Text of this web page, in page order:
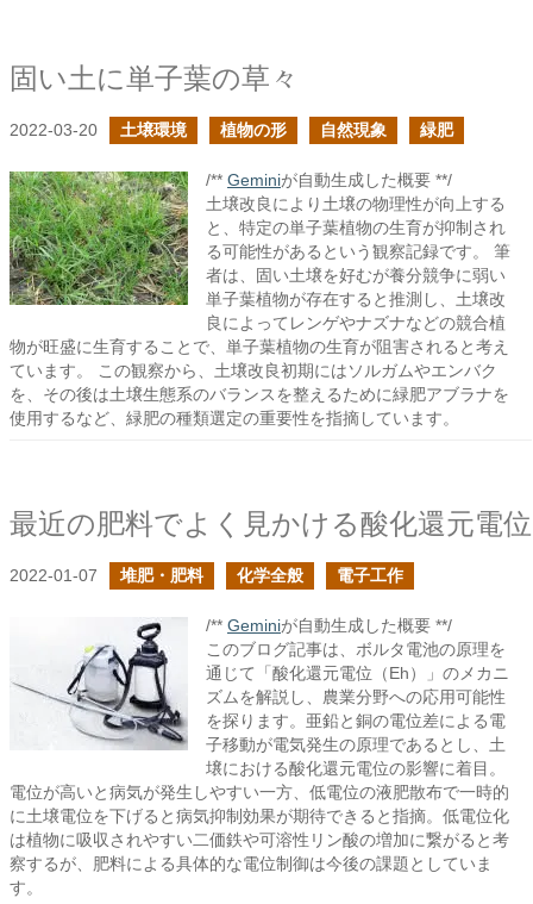
固い土に単子葉の草々
2022-03-20 土壌環境 植物の形 自然現象 緑肥
/** Geminiが自動生成した概要 **/
土壌改良により土壌の物理性が向上する
と、特定の単子葉植物の生育が抑制され
る可能性があるという観察記録です。 筆
者は、固い土壌を好むが養分競争に弱い
単子葉植物が存在すると推測し、土壌改
良によってレンゲやナズナなどの競合植
物が旺盛に生育することで、単子葉植物の生育が阻害されると考え
ています。 この観察から、土壌改良初期にはソルガムやエンバク
を、その後は土壌生態系のバランスを整えるために緑肥アブラナを
使用するなど、緑肥の種類選定の重要性を指摘しています。
最近の肥料でよく見かける酸化還元電位
2022-01-07 堆肥・肥料 化学全般 電子工作
/** Geminiが自動生成した概要 **/
このブログ記事は、ボルタ電池の原理を
通じて「酸化還元電位（Eh）」のメカニ
ズムを解説し、農業分野への応用可能性
を探ります。亜鉛と銅の電位差による電
子移動が電気発生の原理であるとし、土
壌における酸化還元電位の影響に着目。
電位が高いと病気が発生しやすい一方、低電位の液肥散布で一時的
に土壌電位を下げると病気抑制効果が期待できると指摘。低電位化
は植物に吸収されやすい二価鉄や可溶性リン酸の増加に繋がると考
察するが、肥料による具体的な電位制御は今後の課題としていま
す。